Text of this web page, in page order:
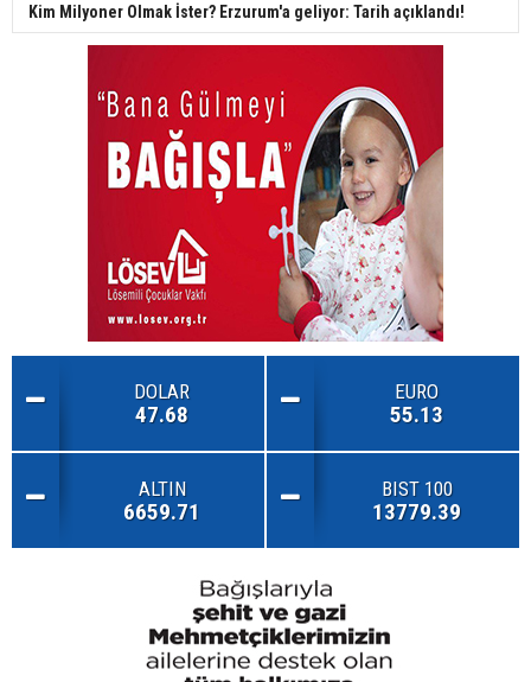
Kim Milyoner Olmak İster? Erzurum'a geliyor: Tarih açıklandı!
DOLAR
47.68
EURO
55.13
ALTIN
6659.71
BIST 100
13779.39